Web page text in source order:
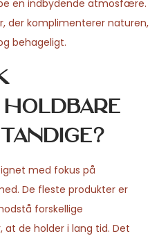
en indbydende atmosfære.
der komplimenterer naturen,
behageligt.
med fokus på
De fleste produkter er
forskellige
de holder i lang tid. Det